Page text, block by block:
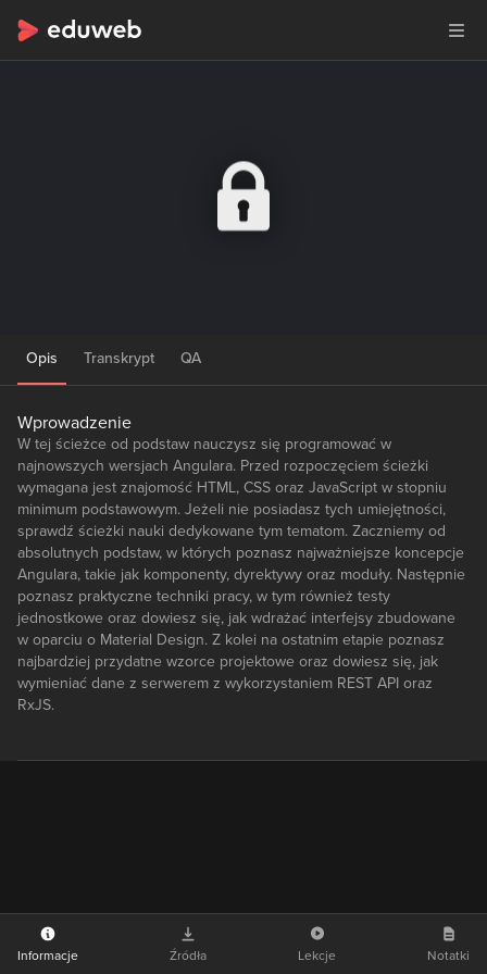
Opis Transkrypt QA
Wprowadzenie
W tej ścieżce od podstaw nauczysz się programować w
najnowszych wersjach Angulara. Przed rozpoczęciem ścieżki
wymagana jest znajomość HTML, CSS oraz JavaScript w stopniu
minimum podstawowym. Jeżeli nie posiadasz tych umiejętności,
sprawdź ścieżki nauki dedykowane tym tematom. Zaczniemy od
absolutnych podstaw, w których poznasz najważniejsze koncepcje
Angulara, takie jak komponenty, dyrektywy oraz moduły. Następnie
poznasz praktyczne techniki pracy, w tym również testy
jednostkowe oraz dowiesz się, jak wdrażać interfejsy zbudowane
w oparciu o Material Design. Z kolei na ostatnim etapie poznasz
najbardziej przydatne wzorce projektowe oraz dowiesz się, jak
wymieniać dane z serwerem z wykorzystaniem REST API oraz
RxJS.
Informacje Źródła Lekcje Notatki